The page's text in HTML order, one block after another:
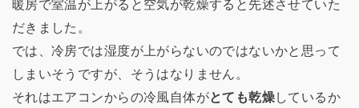
暖房で室温が上がると空気が乾燥すると先述させていた
だきました。
では、冷房では湿度が上がらないのではないかと思って
しまいそうですが、そうはなりません。
それはエアコンからの冷風自体がとても乾燥しているか